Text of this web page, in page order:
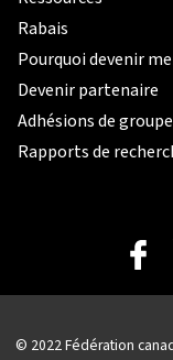
Rabais
Pourquoi devenir
Devenir partenaire
Adhésions de groupe
Rapports de
© 2022 Fédération